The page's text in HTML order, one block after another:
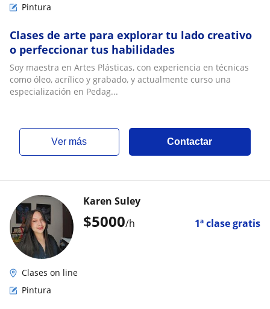
Pintura
Clases de arte para explorar tu lado creativo
o perfeccionar tus habilidades
Soy maestra en Artes Plásticas, con experiencia en técnicas
como óleo, acrílico y grabado, y actualmente curso una
especialización en Pedag...
ver más Contactar
$5000/h 1ª clase gratis
Karen Suley
Clases on line
Pintura